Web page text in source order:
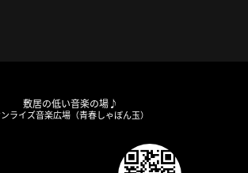
敷居の低い音楽の場♪
ライズ音楽広場（青春しゃぼん玉）